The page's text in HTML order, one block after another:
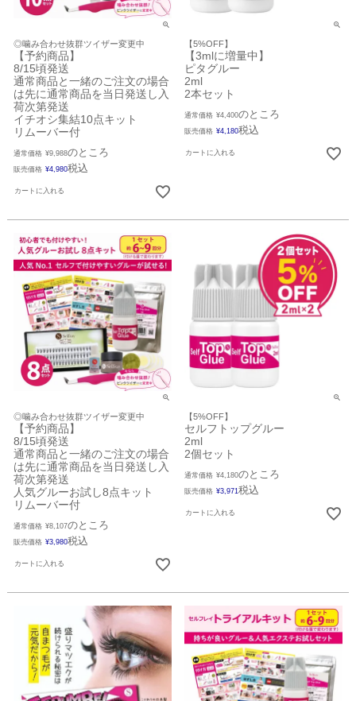
◎噛み合わせ抜群ツイザー変更中
【予約商品】
8/15頃発送
通常商品と一緒のご注文の場合
は先に通常商品を当日発送し入
荷次第発送
イチオシ集結10点キット
リムーバー付
通常価格 ¥9,988のところ
販売価格 ¥4,980税込
カートに入れる
【5%OFF】
【3mlに増量中】
ピタグルー
2ml
2本セット
通常価格 ¥4,400のところ
販売価格 ¥4,180税込
カートに入れる
◎噛み合わせ抜群ツイザー変更中
【予約商品】
8/15頃発送
通常商品と一緒のご注文の場合
は先に通常商品を当日発送し入
荷次第発送
人気グルーお試し8点キット
リムーバー付
通常価格 ¥8,107のところ
販売価格 ¥3,980税込
カートに入れる
【5%OFF】
セルフトップグルー
2ml
2個セット
通常価格 ¥4,180のところ
販売価格 ¥3,971 税込
カートに入れる